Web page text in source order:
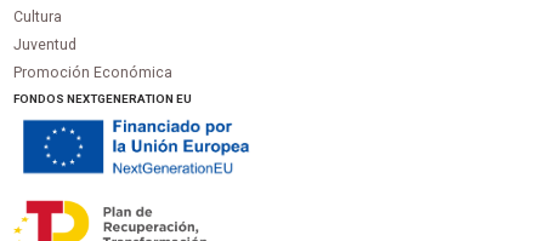
Cultura
Juventud
Promoción Económica
FONDOS NEXTGENERATION EU